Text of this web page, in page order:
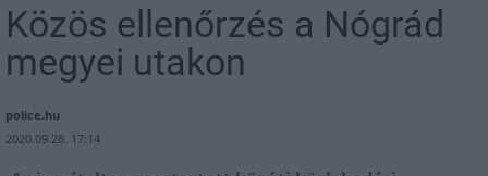
Közös ellenőrzés a Nógrád
megyei utakon
police.hu
2020.09.28. 17:14